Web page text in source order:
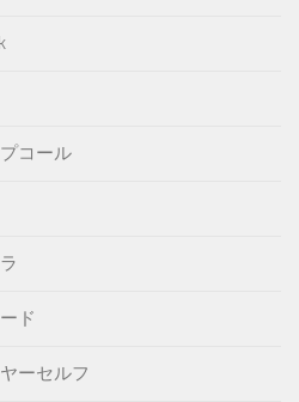
コール
ド
ーセルフ